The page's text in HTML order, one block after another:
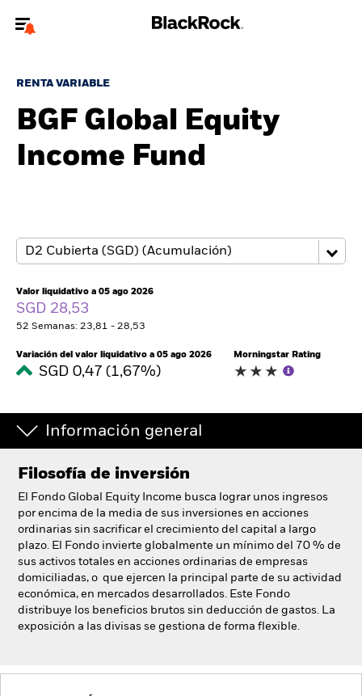
particulares.
relevante, por favor, actualiza
tu tipo de usuario.
Quiénes somos
Perspectivas
España
BlackRock
iShares
Aladdin
Nuestra compañía
RENTA VARIABLE
BGF Global Equity
Income Fund
Valor liquidativo a 05 ago 2026
SGD 28,53
52 Semanas: 23,81 - 28,53
Variación del valor liquidativo a 05 ago 2026
SGD 0,47 (1,67%)
Morningstar Rating
Información general
Filosofía de inversión
El Fondo Global Equity Income busca lograr unos ingresos
por encima de la media de sus inversiones en acciones
ordinarias sin sacrificar el crecimiento del capital a largo
plazo. El Fondo invierte globalmente un mínimo del 70 % de
sus activos totales en acciones ordinarias de empresas
domiciliadas, o que ejercen la principal parte de su actividad
económica, en mercados desarrollados. Este Fondo
distribuye los beneficios brutos sin deducción de gastos. La
exposición a las divisas se gestiona de forma flexible.